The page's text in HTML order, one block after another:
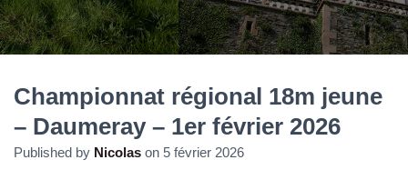
Championnat régional 18m jeune
– Daumeray – 1er février 2026
Published by Nicolas on 5 février 2026